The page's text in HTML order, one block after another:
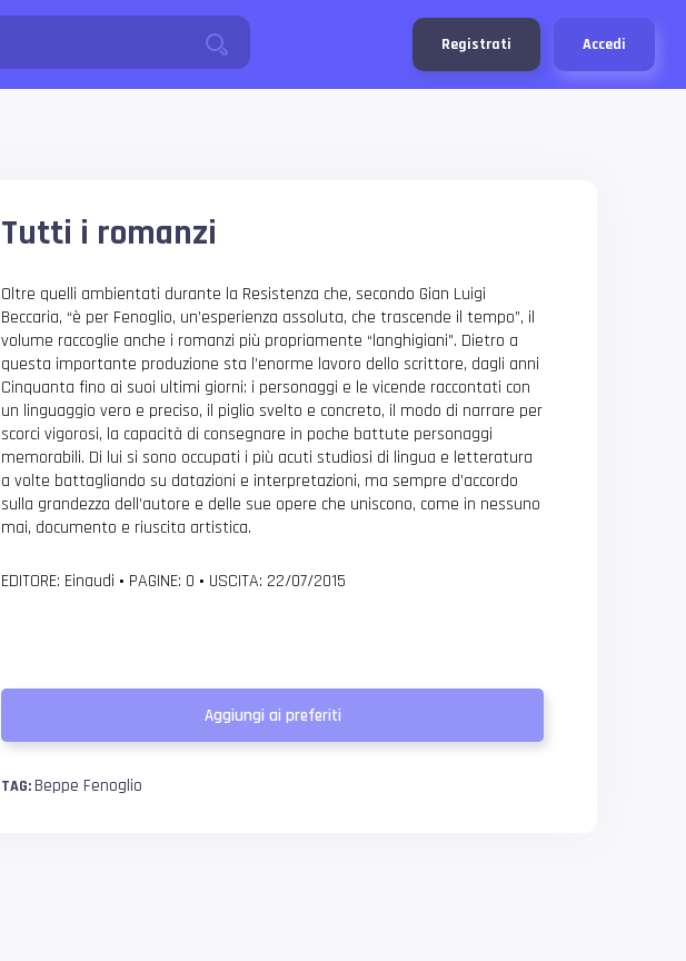
Registrati Accedi
Tutti i romanzi
Oltre quelli ambientati durante la Resistenza che, secondo Gian Luigi
Beccaria, “è per Fenoglio, un’esperienza assoluta, che trascende il tempo”, il
volume raccoglie anche i romanzi più propriamente “langhigiani”. Dietro a
questa importante produzione sta l’enorme lavoro dello scrittore, dagli anni
Cinquanta fino ai suoi ultimi giorni: i personaggi e le vicende raccontati con
un linguaggio vero e preciso, il piglio svelto e concreto, il modo di narrare per
scorci vigorosi, la capacità di consegnare in poche battute personaggi
memorabili. Di lui si sono occupati i più acuti studiosi di lingua e letteratura
a volte battagliando su datazioni e interpretazioni, ma sempre d’accordo
sulla grandezza dell’autore e delle sue opere che uniscono, come in nessuno
mai, documento e riuscita artistica.
EDITORE: Einaudi • PAGINE: 0 • USCITA: 22/07/2015
Aggiungi ai preferiti
TAG:Beppe Fenoglio